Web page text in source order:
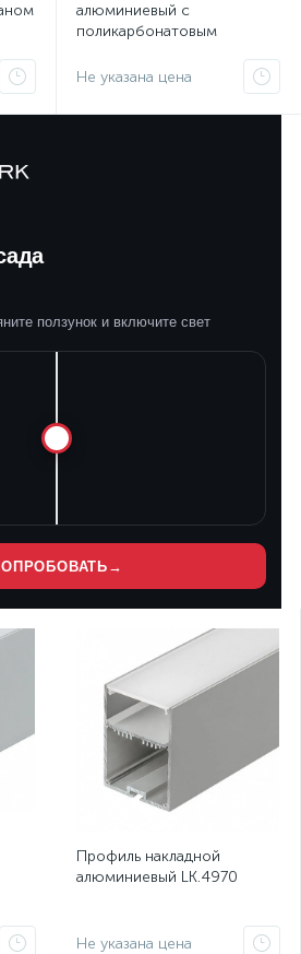
алюминиевый с
поликарбонатовым
Не указана цена
ползунок и включите свет
→
Профиль накладной
алюминиевый LK.4970
Не указана цена